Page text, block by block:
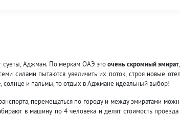
суеты, Аджман. По меркам ОАЭ этоочень скромный эмират
силами пытаются увеличить их поток, строя новые
солнце и пальмы, то отдых в Аджмане идеальный выбор!
перемещаться по городу и между эмиратами
в машину по 4 человека и делят стоимость